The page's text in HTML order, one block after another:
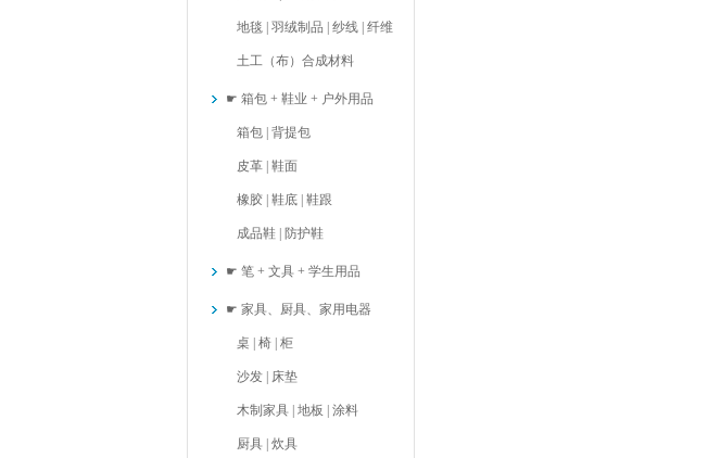
地毯 | 羽绒制品 | 纱线 | 纤维
土工（布）合成材料
☛ 箱包 + 鞋业 + 户外用品
箱包 | 背提包
皮革 | 鞋面
橡胶 | 鞋底 | 鞋跟
成品鞋 | 防护鞋
☛ 笔 + 文具 + 学生用品
☛ 家具、厨具、家用电器
桌 | 椅 | 柜
沙发 | 床垫
木制家具 | 地板 | 涂料
厨具 | 炊具